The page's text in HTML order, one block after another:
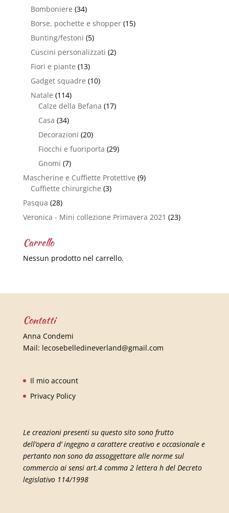
Bomboniere (34)
Borse, pochette e shopper (15)
Bunting/festoni (5)
Cuscini personalizzati (2)
Fiori e piante (13)
Gadget squadre (10)
Natale (114)
Calze della Befana (17)
Casa (34)
Decorazioni (20)
Fiocchi e fuoriporta (29)
Gnomi (7)
Mascherine e Cuffiette Protettive (9)
Cuffiette chirurgiche (3)
Pasqua (28)
Veronica - Mini collezione Primavera 2021 (23)
Carrello
Nessun prodotto nel carrello.
Contatti
Anna Condemi
Mail: lecosebelledineverland@gmail.com
Il mio account
Privacy Policy
Le creazioni presenti su questo sito sono frutto
dell’opera d’ ingegno a carattere creativo e occasionale e
pertanto non sono da assoggettare alle norme sul
commercio ai sensi art.4 comma 2 lettera h del Decreto
legislativo 114/1998